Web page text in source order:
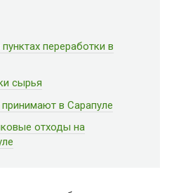
переработки в
сырья
в Сарапуле
отходы на